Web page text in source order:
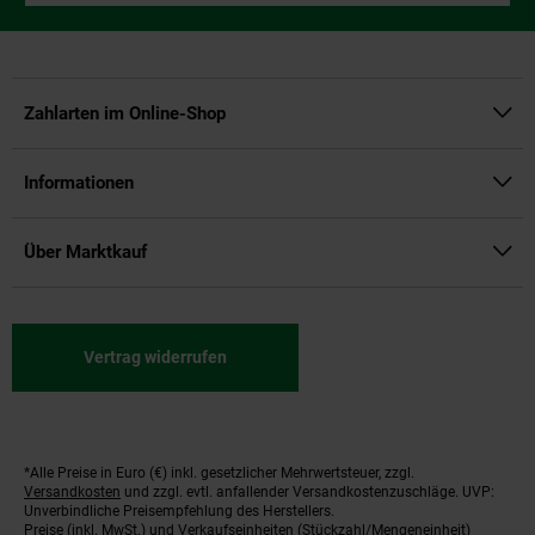
Zahlarten im Online-Shop
Informationen
Über Marktkauf
Vertrag widerrufen
Fußnoten
*Alle Preise in Euro (€) inkl. gesetzlicher Mehrwertsteuer, zzgl.
Versandkosten und zzgl. evtl. anfallender Versandkostenzuschläge. UVP:
Unverbindliche Preisempfehlung des Herstellers.
Preise (inkl. MwSt.) und Verkaufseinheiten (Stückzahl/Mengeneinheit)